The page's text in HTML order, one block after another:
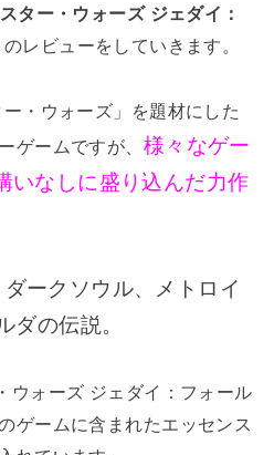
スター・ウォーズ ジェダイ：
のレビューをしていきます。
・ウォーズ」を題材にした
ゲームですが、 様々なゲー
いなしに盛り込んだ力作
ークソウル、メトロイ
ダの伝説。
ウォーズ ジェダイ：フォール
ゲームに含まれたエッセンス